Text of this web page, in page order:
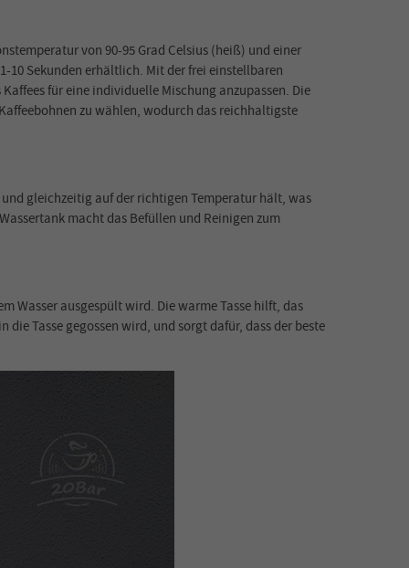
von 90-95 Grad Celsius (heiß) und einer
10 Sekunden erhältlich. Mit der frei einstellbaren
für eine individuelle Mischung anzupassen. Die
zu wählen, wodurch das reichhaltigste
gleichzeitig auf der richtigen Temperatur hält, was
macht das Befüllen und Reinigen zum
Wasser ausgespült wird. Die warme Tasse hilft, das
die Tasse gegossen wird, und sorgt dafür, dass der beste